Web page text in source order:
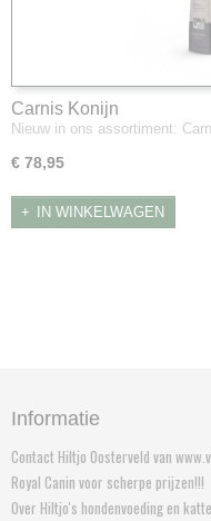
Carnis Konijn
Nieuw in ons assortiment:
€ 78,95
IN WINKELWAGEN
Informatie
Contact Hiltjo Oosterveld van
Royal Canin voor scherpe prijzen!!!
Over Hiltjo's hondenvoeding en